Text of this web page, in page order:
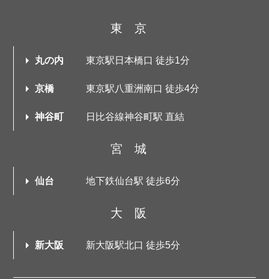
東京
丸の内 東京駅日本橋口 徒歩1分
京橋 東京駅八重洲南口 徒歩4分
神谷町 日比谷線神谷町駅 直結
宮城
仙台 地下鉄仙台駅 徒歩6分
大阪
新大阪 新大阪駅北口 徒歩5分